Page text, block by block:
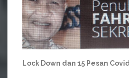
Lock Down dan 15 Pesan